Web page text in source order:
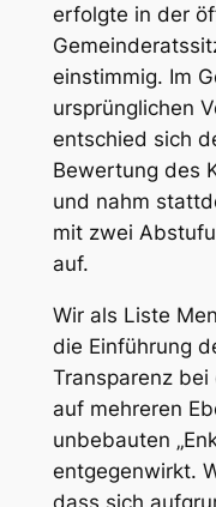
erfolgte in der
einstimmig. Im
ursprünglichen
entschied sich
Bewertung des
und nahm
mit zwei
auf.
Wir als Liste
die Einführung
Transparenz
auf mehreren
unbebauten
entgegenwirkt.
dass sich